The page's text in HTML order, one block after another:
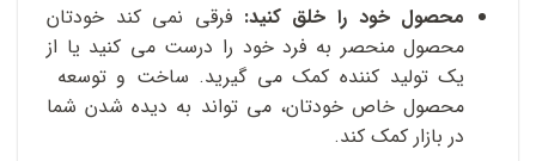
محصول خود را خلق کنید: فرقی نمی کند خودتان
محصول منحصر به فرد خود را درست می کنید یا از
یک تولید کننده کمک می گیرید. ساخت و توسعه
محصول خاص خودتان، می تواند به دیده شدن شما
در بازار کمک کند.